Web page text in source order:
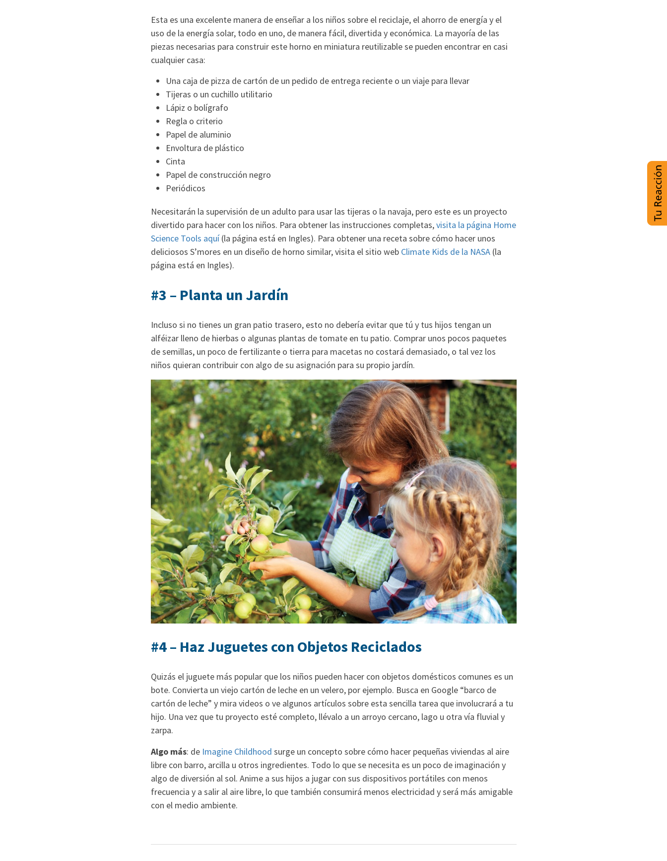
Esta es una excelente manera de enseñar a los niños sobre el reciclaje, el ahorro de energía y el
uso de la energía solar, todo en uno, de manera fácil, divertida y económica. La mayoría de las
piezas necesarias para construir este horno en miniatura reutilizable se pueden encontrar en casi
cualquier casa:
Una caja de pizza de cartón de un pedido de entrega reciente o un viaje para llevar
Tijeras o un cuchillo utilitario
Lápiz o bolígrafo
Regla o criterio
Papel de aluminio
Envoltura de plástico
Cinta
Papel de construcción negro
Periódicos
Necesitarán la supervisión de un adulto para usar las tijeras o la navaja, pero este es un proyecto
divertido para hacer con los niños. Para obtener las instrucciones completas,visita la página Home
Science Tools aquí(la página está en Ingles). Para obtener una receta sobre cómo hacer unos
deliciosos S’mores en un diseño de horno similar, visita el sitio web Climate Kids de la NASA(la
página está en Ingles).
#3 – Planta un Jardín
Incluso si no tienes un gran patio trasero, esto no debería evitar que tú y tus hijos tengan un
alféizar lleno de hierbas o algunas plantas de tomate en tu patio. Comprar unos pocos paquetes
de semillas, un poco de fertilizante o tierra para macetas no costará demasiado, o tal vez los
niños quieran contribuir con algo de su asignación para su propio jardín.
#4 – Haz Juguetes con Objetos Reciclados
Quizás el juguete más popular que los niños pueden hacer con objetos domésticos comunes es un
bote. Convierta un viejo cartón de leche en un velero, por ejemplo. Busca en Google “barco de
cartón de leche” y mira videos o ve algunos artículos sobre esta sencilla tarea que involucrará a tu
hijo. Una vez que tu proyecto esté completo, llévalo a un arroyo cercano, lago u otra vía fluvial y
zarpa.
Algo más: de Imagine Childhood surge un concepto sobre cómo hacer pequeñas viviendas al aire
libre con barro, arcilla u otros ingredientes. Todo lo que se necesita es un poco de imaginación y
algo de diversión al sol. Anime a sus hijos a jugar con sus dispositivos portátiles con menos
frecuencia y a salir al aire libre, lo que también consumirá menos electricidad y será más amigable
con el medio ambiente.